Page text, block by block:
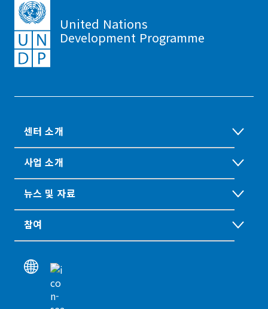
United Nations
Development Programme
센터 소개
사업 소개
뉴스 및 자료
참여